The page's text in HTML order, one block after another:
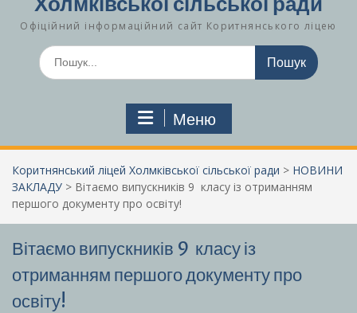
Офіційний інформаційний сайт Коритнянського ліцею
Шукати:
Меню
Коритнянський ліцей Холмківської сільської ради > НОВИНИ
ЗАКЛАДУ > Вітаємо випускників 9 класу із отриманням
першого документу про освіту!
Вітаємо випускників 9 класу із
отриманням першого документу про
освіту!